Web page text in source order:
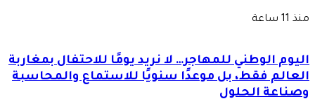
منذ 11 ساعة
اليوم الوطني للمهاجر… لا نريد يومًا للاحتفال بمغاربة
العالم فقط، بل موعدًا سنويًا للاستماع والمحاسبة
وصناعة الحلول